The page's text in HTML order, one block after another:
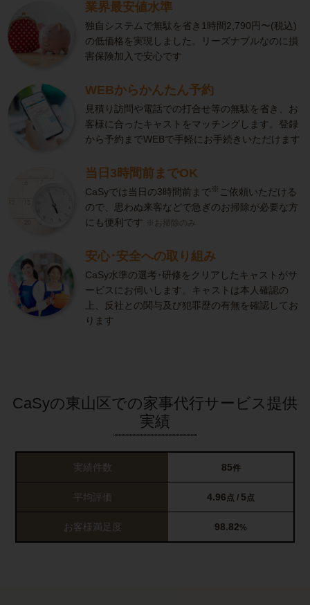
業界最安値水準
独自システムで無駄を省き1時間2,790円〜(税込)
の低価格を実現しました。リーズナブルなのに損
害保険加入で安心です
WEBからかんたん予約
見積り訪問や電話での打合せ等の無駄を省き、お
客様に合ったキャストをマッチングします。登録
から予約までWEBで手軽にお手続きいただけます
当日3時間前までOK
CaSyでは当日の3時間前まで※ ご依頼いただける
ので、思わぬ来客などで急ぎのお掃除が必要な方
にも便利です ※お掃除のみ
安心･安全への取り組み
CaSy水準の選考･研修をクリアしたキャストがサ
ービスにお伺いします。キャストは本人確認の
上、反社との関与及び犯罪歴の有無を確認してお
ります
CaSyの東山区での家事代行サービス提供
実績
実績件数 85件
平均評価 4.96 点 / 5 点
お客様満足度 98.82%